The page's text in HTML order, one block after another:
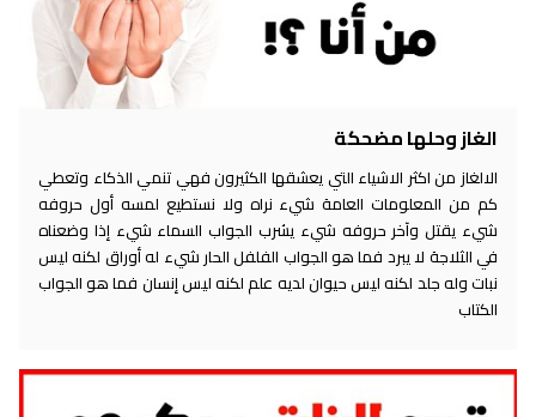
الغاز وحلها مضحكة
الالغاز من اكثر الاشياء التي يعشقها الكثيرون فهي تنمي الذكاء وتعطي
كم من المعلومات العامة شيء نراه ولا نستطيع لمسه أول حروفه
شيء يقتل وآخر حروفه شيء يشرب الجواب السماء شيء إذا وضعناه
في الثلاجة لا يبرد فما هو الجواب الفلفل الحار شيء له أوراق لكنه ليس
نبات وله جلد لكنه ليس حيوان لديه علم لكنه ليس إنسان فما هو الجواب
الكتاب